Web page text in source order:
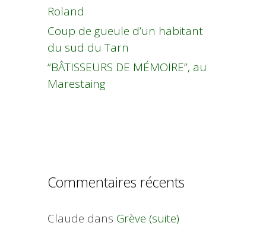
Roland
Coup de gueule d’un habitant
du sud du Tarn
“BÂTISSEURS DE MÉMOIRE”, au
Marestaing
Commentaires récents
Claude dans Grève (suite)